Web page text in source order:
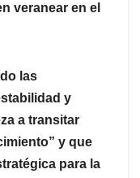
veranear en el
las
y
a transitar
y que
para la